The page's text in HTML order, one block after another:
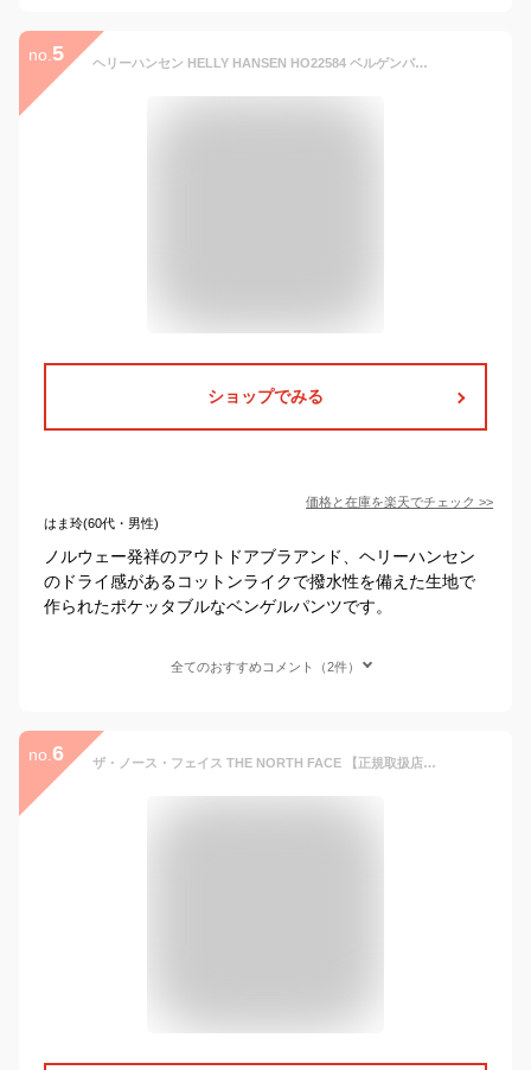
no. 5 ヘリーハンセン HELLY HANSEN HO22584 ベルゲンパンツ BERGEN PANTS ナイロン トラックパンツ ジョガー アウトドア ポケッタブル ボトムス メンズ レディース 携帯 撥水 速乾 防風 軽量 2カラー 国内正規 10%OFF セール
ショップでみる
価格と在庫を楽天でチェック >>
はま玲(60代・男性)
ノルウェー発祥のアウトドアブラアンド、ヘリーハンセン
のドライ感があるコットンライクで撥水性を備えた生地で
作られたポケッタブルなベンゲルパンツです。
全てのおすすめコメント（2件）
no. 6 ザ・ノース・フェイス THE NORTH FACE 【正規取扱店】VERSATILE PANT バーサタイルパンツ メンズ レディース ユニセックス オールシーズン カジュアル パンツ イージーパンツ ポケッタブル 軽量 撥水 はっ水 NB32651 AG K SL ST